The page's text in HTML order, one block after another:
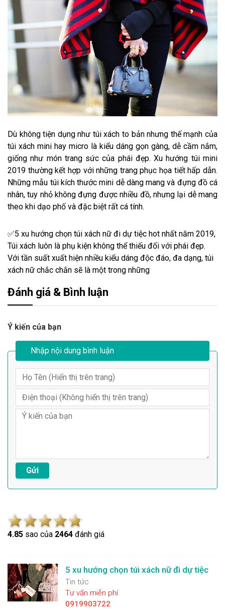
Dù không tiện dụng như túi xách to bản nhưng thế mạnh của
túi xách mini hay micro là kiểu dáng gọn gàng, dễ cầm nắm,
giống như món trang sức của phái đẹp. Xu hướng túi mini
2019 thường kết hợp với những trang phục họa tiết hấp dẫn.
Những mẫu túi kích thước mini dễ dàng mang và đựng đồ cá
nhân, tuy nhỏ không đựng được nhiều đồ, nhưng lại dễ mang
theo khi dạo phố và đặc biệt rất cá tính.
✅5 xu hướng chọn túi xách nữ đi dự tiệc hot nhất năm 2019,
Túi xách luôn là phụ kiện không thể thiếu đối với phái đẹp.
Với tần suất xuất hiện nhiều kiểu dáng độc đáo, đa dạng, túi
xách nữ chắc chắn sẽ là một trong những
Đánh giá & Bình luận
Ý kiến của bạn
Nhập nội dung bình luận
4.85 sao của 2464 đánh giá
5 xu hướng chọn túi xách nữ đi dự tiệc
Tin tức
Tư vấn miễn phí
0919903722